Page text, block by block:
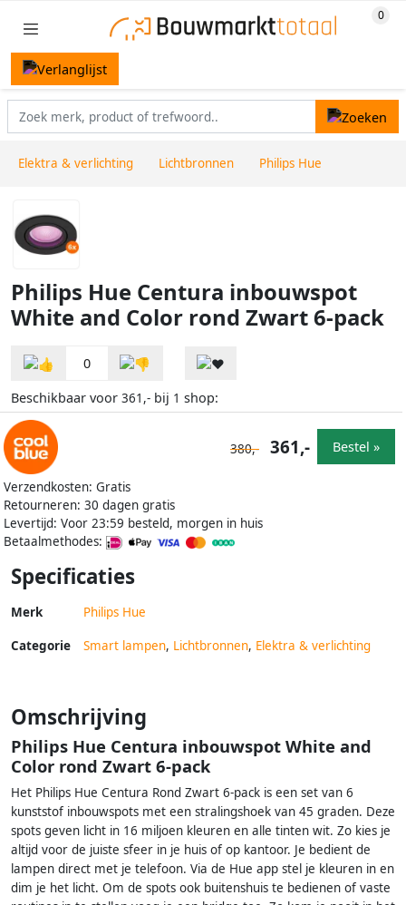
Elektra & verlichting Lichtbronnen Philips Hue
Philips Hue Centura inbouwspot
White and Color rond Zwart 6-pack
0
Beschikbaar voor 361,- bij 1 shop:
Verzendkosten: Gratis
Retourneren: 30 dagen gratis
Levertijd: Voor 23:59 besteld, morgen in huis
Betaalmethodes:
380,- 361,- Bestel »
Specificaties
Merk Philips Hue
Categorie Smart lampen, Lichtbronnen, Elektra & verlichting
Omschrijving
Philips Hue Centura inbouwspot White and
Color rond Zwart 6-pack
Het Philips Hue Centura Rond Zwart 6-pack is een set van 6
kunststof inbouwspots met een stralingshoek van 45 graden. Deze
spots geven licht in 16 miljoen kleuren en alle tinten wit. Zo kies je
altijd voor de juiste sfeer in je huis of op kantoor. Je bedient de
lampen direct met je telefoon. Via de Hue app stel je kleuren in en
dim je het licht. Om de spots ook buitenshuis te bedienen of vaste